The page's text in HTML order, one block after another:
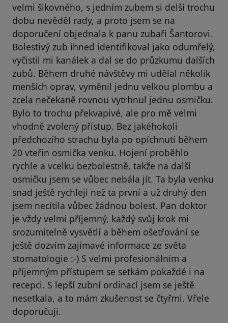
velmi šikovného, s jedním zubem si delší trochu
dobu nevěděl rady, a proto jsem se na
doporučení objednala k panu zubaři Šantorovi.
Bolestivý zub ihned identifikoval jako odumřelý,
vyčistil mi kanálek a dal se do průzkumu dalších
zubů. Během druhé návštěvy mi udělal několik
menších oprav, vyměnil jednu velkou plombu a
zcela nečekaně rovnou vytrhnul jednu osmičku.
Bylo to trochu překvapivé, ale pro mě velmi
vhodně zvolený přístup. Bez jakéhokoli
předchozího strachu byla po opíchnutí během
20 vteřin osmička venku. Hojení proběhlo
rychle a vcelku bezbolestně, takže na další
osmičku jsem se vůbec nebála jít. Ta byla venku
snad ještě rychleji než ta první a už druhý den
jsem necítila vůbec žádnou bolest. Pan doktor
je vždy velmi příjemný, každý svůj krok mi
srozumitelně vysvětlí a během ošetřování se
ještě dozvím zajímavé informace ze světa
stomatologie :-) S velmi profesionálním a
příjemným přístupem se setkám pokaždé i na
recepci. S lepší zubní ordinací jsem se ještě
nesetkala, a to mám zkušenost se čtyřmi. Vřele
doporučuji.